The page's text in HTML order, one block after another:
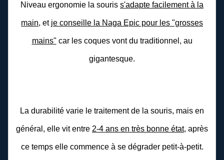
Niveau ergonomie la souris s'adapte facilement à la
main, et je conseille la Naga Epic pour les "grosses
mains" car les coques vont du traditionnel, au
gigantesque.
La durabilité varie le traitement de la souris, mais en
général, elle vit entre 2-4 ans en très bonne état, après
ce temps elle commence à se dégrader petit-à-petit.